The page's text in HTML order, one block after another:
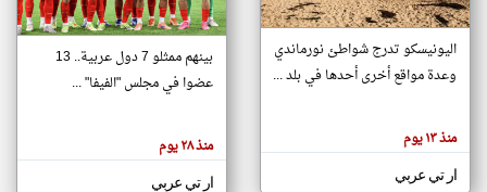
تغيير الدولة
اخبار جزر القمر على مدار الساعة
أهم اخبار جزر القمر العاجلة والمباشرة
هنا عن
وجهة
كاتبيها.
اليونيسكو تدرج شواطئ نورماندي
وعدة مواقع أخرى أحدها في بلد ...
منذ ١٣ يوم
ار تي عربي
بينهم ممثلو 7 دول عربية.. 13
عضوا في مجلس "الفيفا" ...
منذ ٢٨ يوم
ار تي عربي
klyoum.com